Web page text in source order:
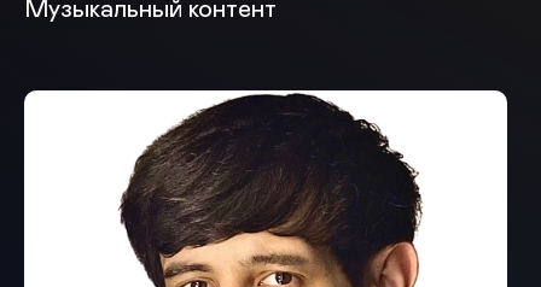
Музыкальный контент